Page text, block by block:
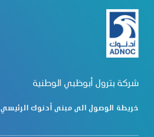
شركة بترول أبوظبي الوطنية
خريطة الوصول الى مبنى أدنوك الرئيسي